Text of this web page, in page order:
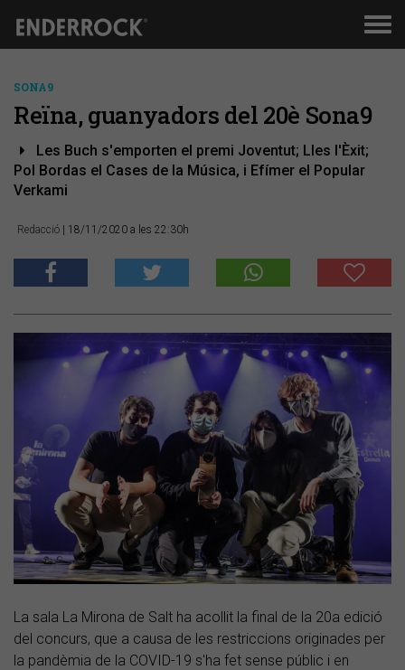
SONA9
Reïna, guanyadors del 20è Sona9
Les Buch s'emporten el premi Joventut; Lles l'Èxit;
Pol Bordas el Cases de la Música, i Efímer el Popular
Verkami
Redacció | 18/11/2020 a les 22:30h
La sala La Mirona de Salt ha acollit la final de la 20a edició
del concurs, que a causa de les restriccions originades per
la pandèmia de la COVID-19 s'ha fet sense públic i en